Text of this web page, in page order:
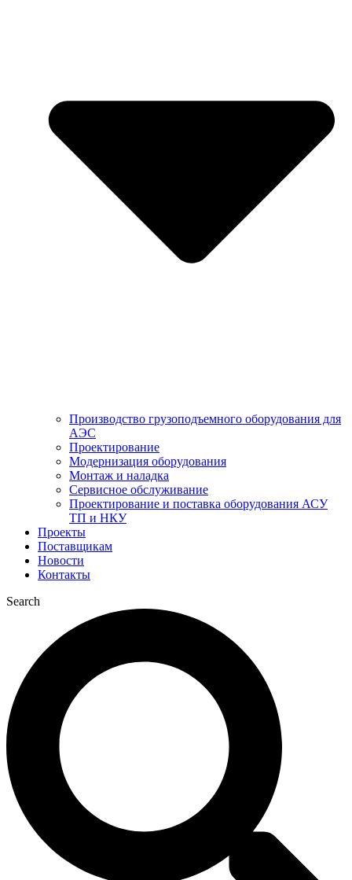
Производство грузоподъемного оборудования для
АЭС
Проектирование
Модернизация оборудования
Монтаж и наладка
Сервисное обслуживание
Проектирование и поставка оборудования АСУ
ТП и НКУ
Проекты
Поставщикам
Новости
Контакты
Search